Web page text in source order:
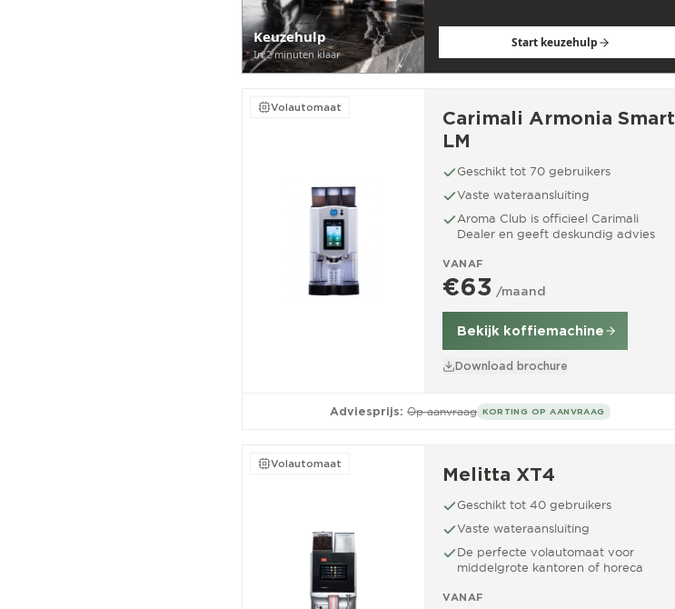
Keuzehulp
In 2 minuten klaar
Start keuzehulp
Volautomaat
Carimali Armonia Smart
LM
Geschikt tot 70 gebruikers
Vaste wateraansluiting
Aroma Club is officieel Carimali
Dealer en geeft deskundig advies
VANAF
€63 /maand
Bekijk koffiemachine
Download brochure
Adviesprijs: Op aanvraag KORTING OP AANVRAAG
Volautomaat
Melitta XT4
Geschikt tot 40 gebruikers
Vaste wateraansluiting
De perfecte volautomaat voor
middelgrote kantoren of horeca
VANAF